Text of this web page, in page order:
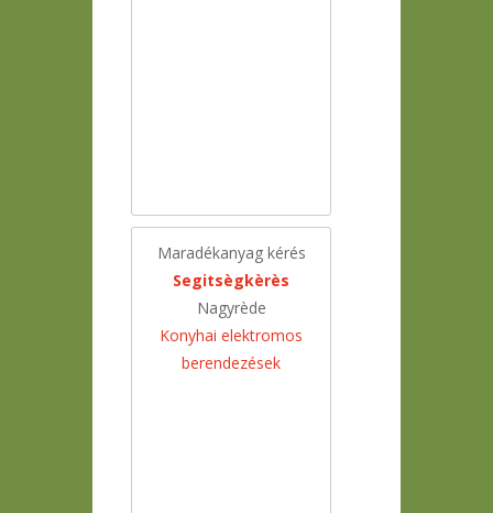
Maradékanyag kérés
Segitsègkèrès
Nagyrède
Konyhai elektromos
berendezések